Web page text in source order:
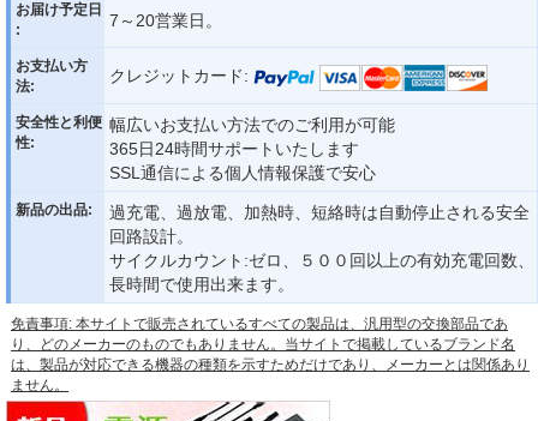
お届け予定日
:
7～20営業日。
お支払い方
法:
クレジットカード:
安全性と利便
性:
幅広いお支払い方法でのご利用が可能
365日24時間サポートいたします
SSL通信による個人情報保護で安心
新品の出品:
過充電、過放電、加熱時、短絡時は自動停止される安全
回路設計。
サイクルカウント:ゼロ、５００回以上の有効充電回数、
長時間で使用出来ます。
免責事項: 本サイトで販売されているすべての製品は、汎用型の交換部品であ
り、どのメーカーのものでもありません。当サイトで掲載しているブランド名
は、製品が対応できる機器の種類を示すためだけであり、メーカーとは関係あり
ません。